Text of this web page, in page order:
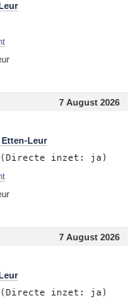
7 August 2026
Leur
(Directe inzet: ja)
7 August 2026
(Directe inzet: ja)